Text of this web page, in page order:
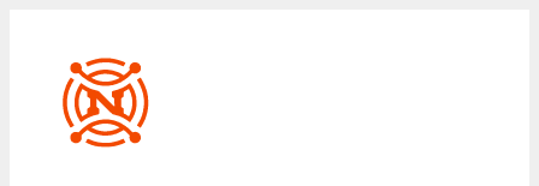
contenido